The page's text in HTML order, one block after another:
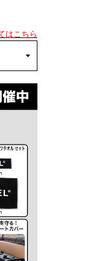
はこちら